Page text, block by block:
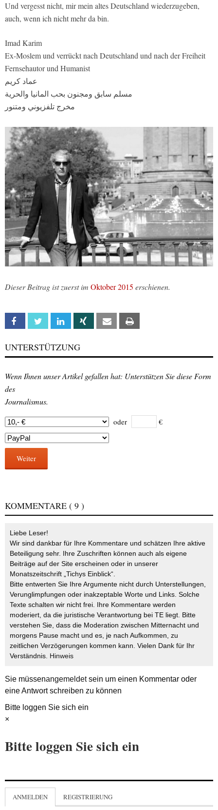
Und vergesst nicht, mir mein altes Deutschland wiederzugeben,
auch, wenn ich nicht mehr da bin.
Imad Karim
Ex-Moslem und verrückt nach Deutschland und nach der Freiheit
Fernsehautor und Humanist
عماد كريم
مسلم سابق ومجنون بحب المانيا والحرية
مخرج تلفزيوني ومتنور
Dieser Beitrag ist zuerst im Oktober 2015 erschienen.
Facebook Twitter Linkedin Xing Email
UNTERSTÜTZUNG
Wenn Ihnen unser Artikel gefallen hat: Unterstützen Sie diese Form
des
Journalismus.
oder €
Weiter
KOMMENTARE ( 9 )
Liebe Leser!
Wir sind dankbar für Ihre Kommentare und schätzen Ihre aktive
Beteiligung sehr. Ihre Zuschriften können auch als eigene
Beiträge auf der Site erscheinen oder in unserer
Monatszeitschrift „Tichys Einblick“.
Bitte entwerten Sie Ihre Argumente nicht durch Unterstellungen,
Verunglimpfungen oder inakzeptable Worte und Links. Solche
Texte schalten wir nicht frei. Ihre Kommentare werden
moderiert, da die juristische Verantwortung bei TE liegt. Bitte
verstehen Sie, dass die Moderation zwischen Mitternacht und
morgens Pause macht und es, je nach Aufkommen, zu
zeitlichen Verzögerungen kommen kann. Vielen Dank für Ihr
Verständnis. Hinweis
Sie müssenangemeldetsein um einen Kommentar oder
eine Antwort schreiben zu können
Bitte loggen Sie sich ein
×
Bitte loggen Sie sich ein
ANMELDEN REGISTRIERUNG